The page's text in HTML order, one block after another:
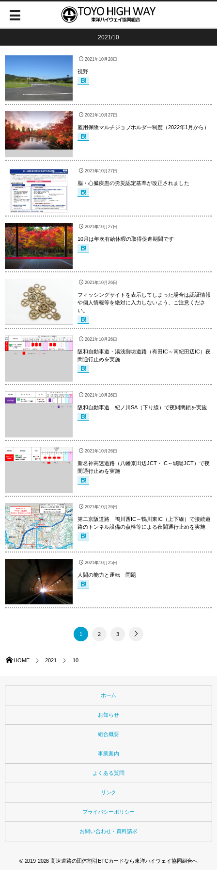
2021/10
2021年10月28日
視野
2021年10月27日
雇用保険マルチジョブホルダー制度（2022年1月から）
2021年10月27日
脳・心臓疾患の労災認定基準が改正されました
2021年10月27日
10月は年次有給休暇の取得促進期間です
2021年10月26日
フィッシングサイトを表示してしまった場合は認証情報
や個人情報等を絶対に入力しないよう、ご注意くださ
い。
2021年10月26日
阪和自動車道・湯浅御坊道路（有田IC～南紀田辺IC）夜
間通行止めを実施
2021年10月26日
阪和自動車道 紀ノ川SA（下り線）で夜間閉鎖を実施
2021年10月26日
新名神高速道路（八幡京田辺JCT・IC～城陽JCT）で夜
間通行止めを実施
2021年10月26日
第二京阪道路 鴨川西IC～鴨川東IC（上下線）で接続道
路のトンネル設備の点検等による夜間通行止めを実施
2021年10月25日
人間の能力と運転 問題
1 2 3
HOME 2021 10
ホーム
お知らせ
組合概要
事業案内
よくある質問
リンク
プライバシーポリシー
お問い合わせ・資料請求
© 2019-2026高速道路の団体割引ETCカードなら東洋ハイウェイ協同組合へ